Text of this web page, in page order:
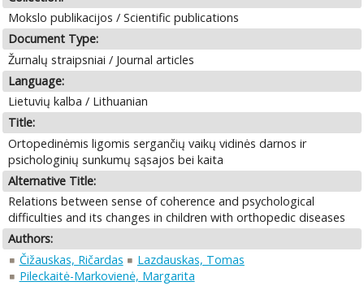
Mokslo publikacijos / Scientific publications
Document Type:
Žurnalų straipsniai / Journal articles
Language:
Lietuvių kalba / Lithuanian
Title:
Ortopedinėmis ligomis sergančių vaikų vidinės darnos ir
psichologinių sunkumų sąsajos bei kaita
Alternative Title:
Relations between sense of coherence and psychological
difficulties and its changes in children with orthopedic diseases
Authors:
Čižauskas, Ričardas
Lazdauskas, Tomas
Pileckaitė-Markovienė, Margarita